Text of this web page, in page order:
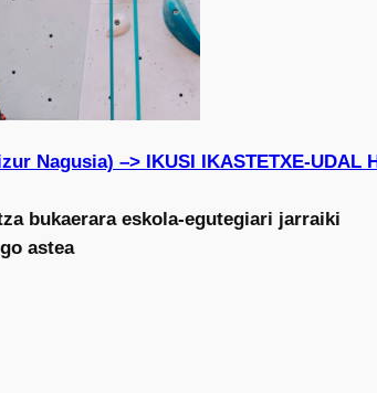
Nagusia) –> IKUSI IKASTETXE-UDAL
bukaerara eskola-egutegiari jarraiki
astea